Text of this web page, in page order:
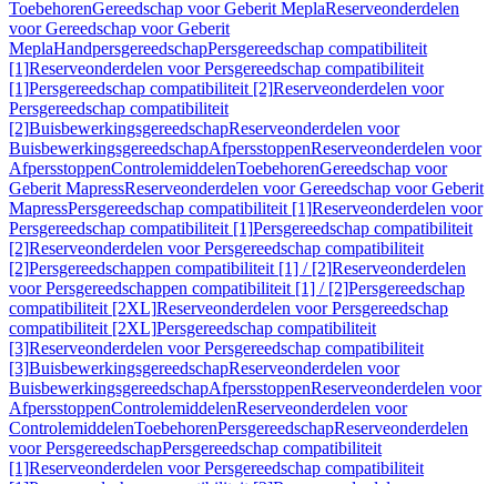
ToebehorenGereedschap voor Geberit MeplaReserveonderdelen
voor Gereedschap voor Geberit
MeplaHandpersgereedschapPersgereedschap compatibiliteit
[1]Reserveonderdelen voor Persgereedschap compatibiliteit
[1]Persgereedschap compatibiliteit [2]Reserveonderdelen voor
Persgereedschap compatibiliteit
[2]BuisbewerkingsgereedschapReserveonderdelen voor
BuisbewerkingsgereedschapAfpersstoppenReserveonderdelen voor
AfpersstoppenControlemiddelenToebehorenGereedschap voor
Geberit MapressReserveonderdelen voor Gereedschap voor Geberit
MapressPersgereedschap compatibiliteit [1]Reserveonderdelen voor
Persgereedschap compatibiliteit [1]Persgereedschap compatibiliteit
[2]Reserveonderdelen voor Persgereedschap compatibiliteit
[2]Persgereedschappen compatibiliteit [1] / [2]Reserveonderdelen
voor Persgereedschappen compatibiliteit [1] / [2]Persgereedschap
compatibiliteit [2XL]Reserveonderdelen voor Persgereedschap
compatibiliteit [2XL]Persgereedschap compatibiliteit
[3]Reserveonderdelen voor Persgereedschap compatibiliteit
[3]BuisbewerkingsgereedschapReserveonderdelen voor
BuisbewerkingsgereedschapAfpersstoppenReserveonderdelen voor
AfpersstoppenControlemiddelenReserveonderdelen voor
ControlemiddelenToebehorenPersgereedschapReserveonderdelen
voor PersgereedschapPersgereedschap compatibiliteit
[1]Reserveonderdelen voor Persgereedschap compatibiliteit